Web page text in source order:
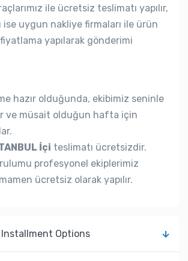
ile ücretsiz teslimatı yapılır,
ise uygun nakliye firmaları ile ürün
yapılarak gönderimi
hazır olduğunda, ekibimiz seninle
ve müsait olduğun hafta için
İçi teslimatı ücretsizdir.
profesyonel ekiplerimiz
ücretsiz olarak yapılır.
Options